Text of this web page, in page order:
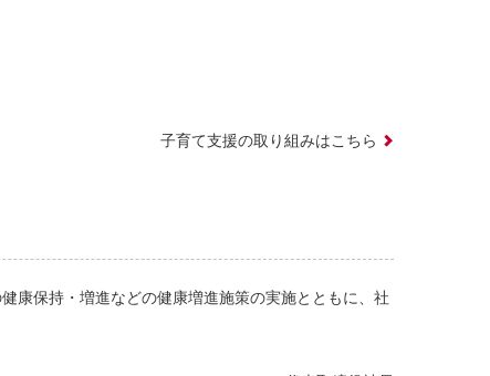
子育て支援の取り組みはこちら
康保持・増進などの健康増進施策の実施とともに、社